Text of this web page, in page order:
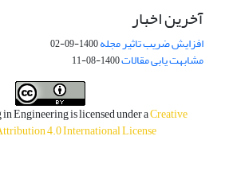
آخرین اخبار
افزایش ضریب تاثیر مجله1400-09-02
مشابهت یابی مقالات1400-08-11
Engineering is licensed under aCreative
4.0 International License